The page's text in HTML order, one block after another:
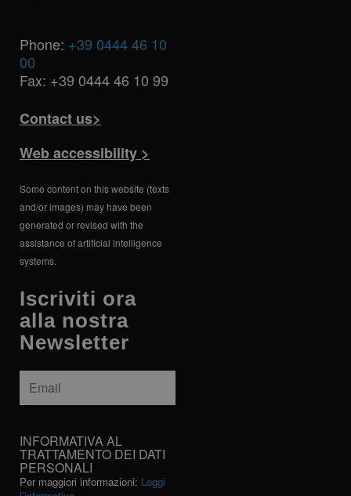
Phone: +39 0444 46 10
00
Fax: +39 0444 46 10 99
Contact us>
Web accessibility >
Some content on this website (texts
and/or images) may have been
generated or revised with the
assistance of artificial intelligence
systems.
Iscriviti ora
alla nostra
Newsletter
Email
INFORMATIVA
AL
TRATTAMENTO
DEI
INFORMATIVA AL
TRATTAMENTO DEI DATI
PERSONALI
Per maggiori informazioni: Leggi